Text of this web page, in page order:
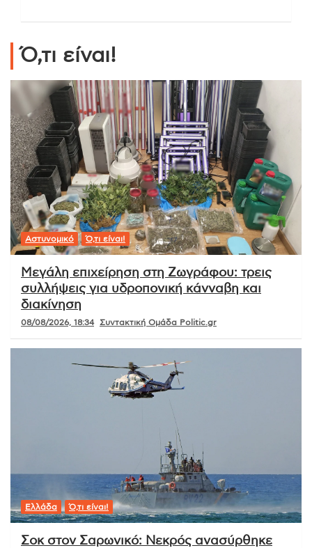
Ό,τι είναι!
Αστυνομικό Ό,τι είναι!
Μεγάλη επιχείρηση στη Ζωγράφου: τρεις
συλλήψεις για υδροπονική κάνναβη και
διακίνηση
08/08/2026, 18:34 Συντακτική Ομάδα Politic.gr
Ελλάδα Ό,τι είναι!
Σοκ στον Σαρωνικό: Νεκρός ανασύρθηκε